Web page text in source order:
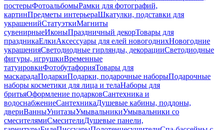
постерыФотоальбомыРамки для фотографий,
картинПредметы интерьераШкатулки, подставки для
украшенийСтатуэткиМагниты
сувенирныеИконыПраздничный декорТовары для
праздникаЕлкиАксессуары для елей новогоднихНовогодние
украшенияСветодиодные гирлянды, декорацииСветодиодные
фигуры, игрушкиВременные
татуировкиФотобутафорияТовары для
маскарадаПодаркиПодарки, подарочные наборыПодарочные
наборы косметики для лица и телаНаборы для
бритьяОформление подарковСантехника и
водоснабжениеСантехникаДушевые кабины, поддоны,
двериВанныУнитазыУмывальникиУмывальники со
смесителямиСмесителиДушевые панели,